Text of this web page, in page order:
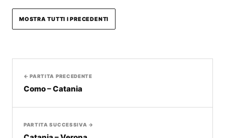
MOSTRA TUTTI I PRECEDENTI
← PARTITA PRECEDENTE
Como – Catania
PARTITA SUCCESSIVA →